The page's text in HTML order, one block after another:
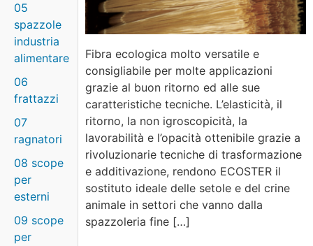
05
spazzole
industria
alimentare
06
frattazzi
07
ragnatori
08 scope
per
esterni
09 scope
per
Fibra ecologica molto versatile e
consigliabile per molte applicazioni
grazie al buon ritorno ed alle sue
caratteristiche tecniche. L’elasticità, il
ritorno, la non igroscopicità, la
lavorabilità e l’opacità ottenibile grazie a
rivoluzionarie tecniche di trasformazione
e additivazione, rendono ECOSTER il
sostituto ideale delle setole e del crine
animale in settori che vanno dalla
spazzoleria fine […]